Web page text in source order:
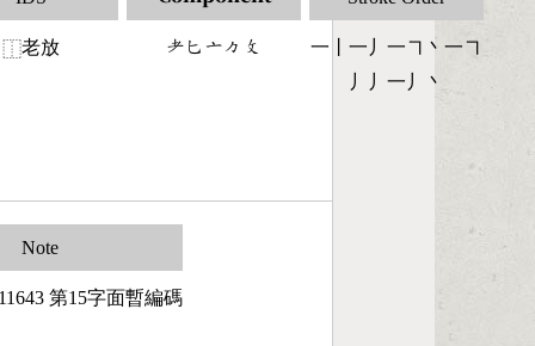
⿰老放 󶂳󶀗󶁂󶀼󶃜
一丨一丿一㇕丶一㇕
丿丿一丿丶
Note
第15字面暫編碼